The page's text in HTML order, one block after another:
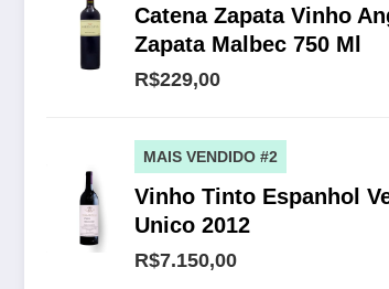
Catena Zapata Vinho
Zapata Malbec 750 Ml
R$229,00
MAIS VENDIDO #2
Vinho Tinto Espanhol
Unico 2012
R$7.150,00